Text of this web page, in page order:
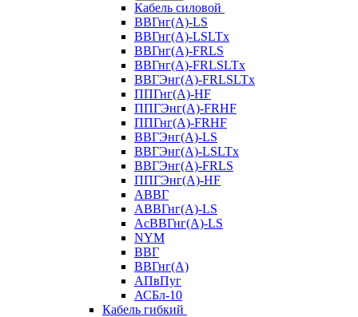
Кабель силовой
ВВГнг(А)-LS
ВВГнг(А)-LSLTx
ВВГнг(А)-FRLS
ВВГнг(А)-FRLSLTx
ВВГЭнг(А)-FRLSLTx
ППГнг(А)-HF
ППГЭнг(А)-FRHF
ППГнг(А)-FRHF
ВВГЭнг(А)-LS
ВВГЭнг(А)-LSLTx
ВВГЭнг(А)-FRLS
ППГЭнг(А)-HF
АВВГ
АВВГнг(А)-LS
АсВВГнг(А)-LS
NYM
ВВГ
ВВГнг(А)
АПвПуг
АСБл-10
Кабель гибкий